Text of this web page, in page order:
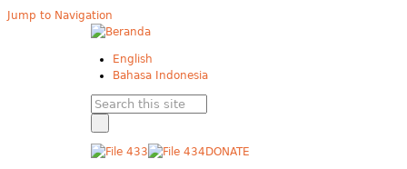
Jump to Navigation
English
Bahasa Indonesia
DONATE